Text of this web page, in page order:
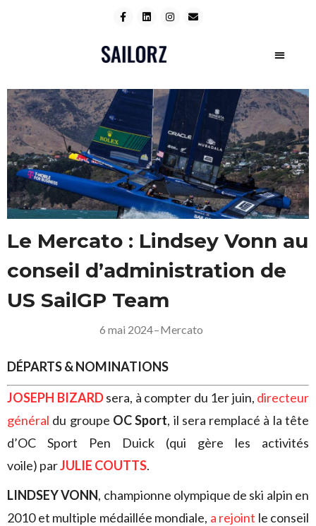
Le Mercato : Lindsey Vonn au
conseil d’administration de
US SailGP Team
6 mai 2024–Mercato
DÉPARTS & NOMINATIONS
JOSEPH BIZARDsera, à compter du 1er juin, directeur
général du groupe OC Sport, il sera remplacé à la tête
d’OC Sport Pen Duick (qui gère les activités
voile) parJULIE COUTTS.
LINDSEY VONN, championne olympique de ski alpin en
2010 et multiple médaillée mondiale, a rejoint le conseil